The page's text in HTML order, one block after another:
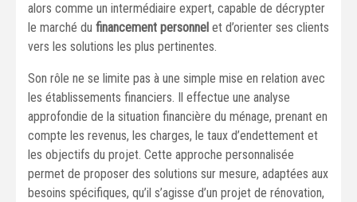
alors comme un intermédiaire expert, capable de décrypter
le marché du financement personnel et d’orienter ses clients
vers les solutions les plus pertinentes.
Son rôle ne se limite pas à une simple mise en relation avec
les établissements financiers. Il effectue une analyse
approfondie de la situation financière du ménage, prenant en
compte les revenus, les charges, le taux d’endettement et
les objectifs du projet. Cette approche personnalisée
permet de proposer des solutions sur mesure, adaptées aux
besoins spécifiques, qu’il s’agisse d’un projet de rénovation,